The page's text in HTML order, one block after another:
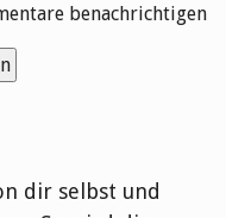
benachrichtigen
dir selbst und